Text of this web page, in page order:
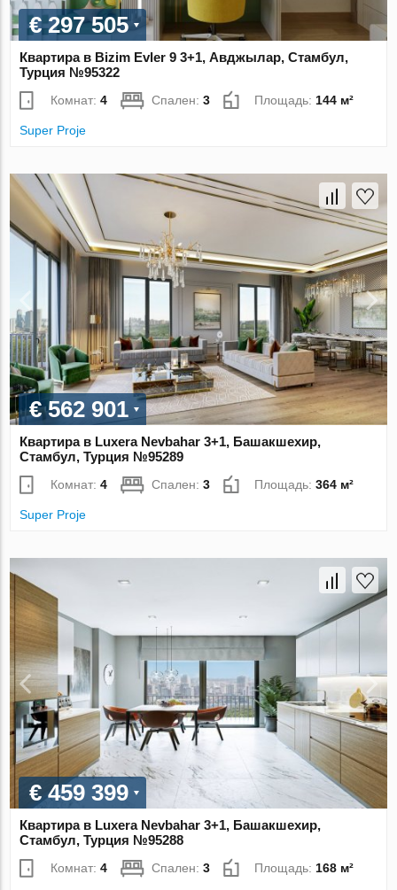
€ 297 505
Квартира в Bizim Evler 9 3+1, Авджылар, Стамбул,
Турция №95322
Комнат:4 Спален:3 Площадь: 144 м²
Super Proje
€ 562 901
Квартира в Luxera Nevbahar 3+1, Башакшехир,
Стамбул, Турция №95289
Комнат:4 Спален:3 Площадь:364 м²
Super Proje
€ 459 399
Квартира в Luxera Nevbahar 3+1, Башакшехир,
Стамбул, Турция №95288
Комнат:4 Спален:3 Площадь:168 м²